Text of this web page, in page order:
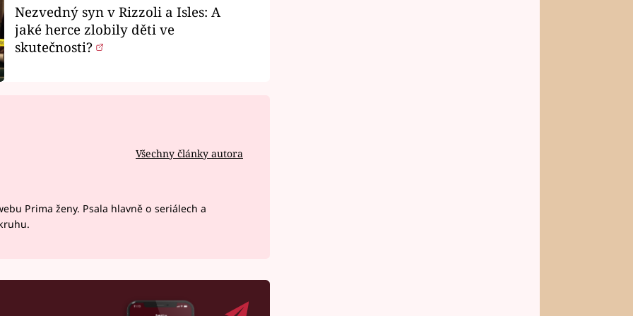
Nezvedný syn v Rizzoli a Isles: A
jaké herce zlobily děti ve
skutečnosti?
Všechny články autora
Prima ženy. Psala hlavně o seriálech a